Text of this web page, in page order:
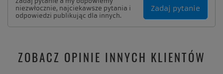
niezwłocznie, najciekawsze pytania i
odpowiedzi publikując dla innych.
Zadaj pytanie
ZOBACZ OPINIE INNYCH KLIENTÓW